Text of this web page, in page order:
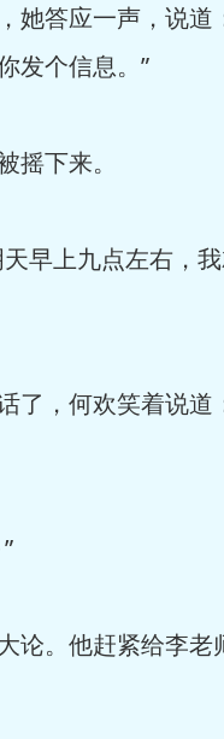
答应一声，说
发个信息。”
下来。
早上九点左右，
，何欢笑着说
。他赶紧给李